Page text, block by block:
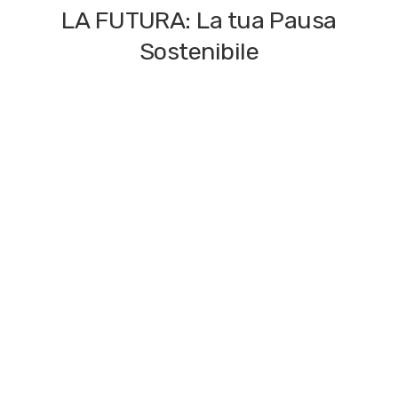
LA FUTURA: La tua Pausa
Sostenibile